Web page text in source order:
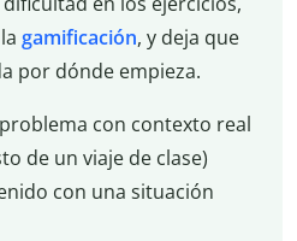
gamificación, y deja que
por dónde empieza.
con contexto real
de un viaje de clase)
con una situación